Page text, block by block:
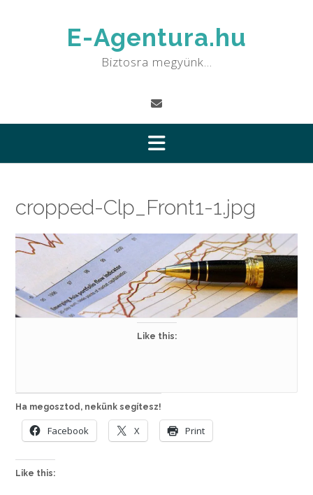
E-Agentura.hu
Biztosra megyünk…
cropped-Clp_Front1-1.jpg
Like this:
Ha megosztod, nekünk segítesz!
Facebook X Print
Like this: